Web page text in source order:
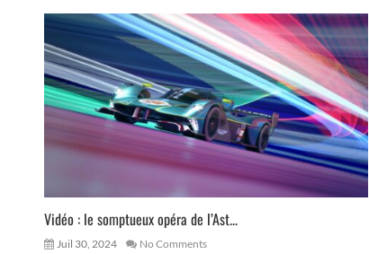
Vidéo : le somptueux opéra de l’Ast...
Juil 30, 2024 No Comments